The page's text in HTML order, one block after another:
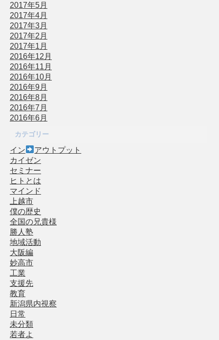
2017年5月
2017年4月
2017年3月
2017年2月
2017年1月
2016年12月
2016年11月
2016年10月
2016年9月
2016年8月
2016年7月
2016年6月
カテゴリー
イン
アウトプット
カイゼン
セミナー
ヒトとは
マインド
上越市
僕の歴史
全国の兄貴様
勝人塾
地域活動
大阪編
妙高市
工業
支援先
教育
新潟県内視察
日常
未分類
若者よ